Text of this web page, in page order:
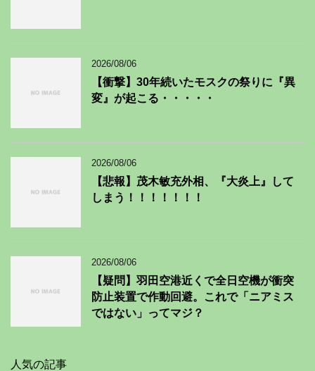
2026/08/06
【衝撃】30年続いたモスクの祭りに『異
変』が起こる・・・・・
2026/08/06
【悲報】茂木敏充外相、『大炎上』して
しまう！！！！！！！
2026/08/06
【疑問】羽田空港近くで全日空機が衝突
防止装置で作動回避。これで「ニアミス
ではない」ってマジ？
人気の記事